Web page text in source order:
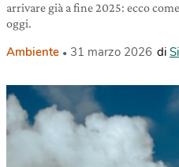
arrivare già a fine 2025: ecco
oggi.
Ambiente 31 marzo 2026 di